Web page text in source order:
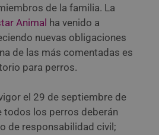
de la familia. La
Animal ha venido a
nuevas obligaciones
de las más comentadas es
para perros.
el 29 de septiembre de
todos los perros deberán
de responsabilidad civil;